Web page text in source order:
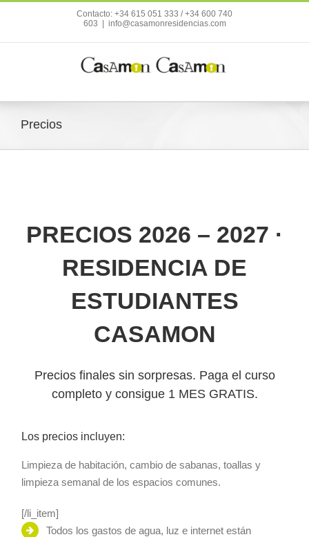
Contacto: +34 615 051 333 / +34 600 740
603
info@casamonresidencias.com
Precios
PRECIOS 2026 – 2027 ·
RESIDENCIA DE
ESTUDIANTES
CASAMON
Precios finales sin sorpresas. Paga el curso
completo y consigue 1 MES GRATIS.
Los precios incluyen:
Limpieza de habitación, cambio de sabanas, toallas y
limpieza semanal de los espacios comunes.
[/li_item]
Todos los gastos de agua, luz e internet están